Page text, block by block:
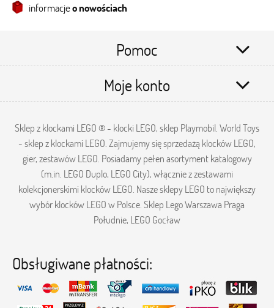
informacjeo nowościach
Pomoc
Moje konto
Sklep z klockami LEGO ® - klocki LEGO, sklep Playmobil. World Toys
- sklep z klockami LEGO. Zajmujemy się sprzedażą klocków LEGO,
gier, zestawów LEGO. Posiadamy pełen asortyment katalogowy
(m.in. LEGO Duplo, LEGO City), włącznie z zestawami
kolekcjonerskimi klocków LEGO. Nasze sklepy LEGO to największy
wybór klocków LEGO w Polsce. Sklep Lego Warszawa Praga
Południe, LEGO Gocław
Obsługiwane płatności: